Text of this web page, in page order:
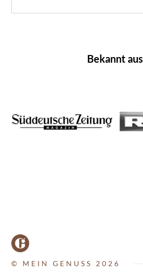
Bekannt aus
© MEIN GENUSS 2026